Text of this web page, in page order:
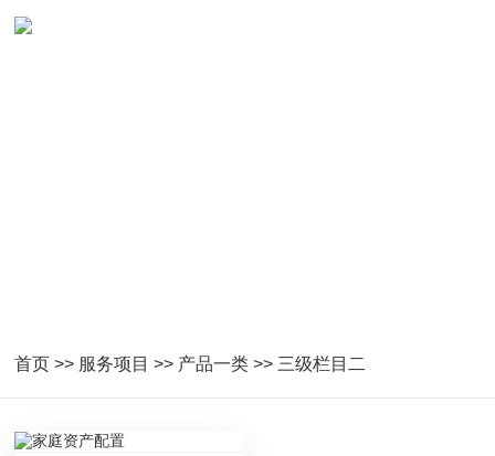
首页 >> 服务项目 >> 产品一类 >> 三级栏目二